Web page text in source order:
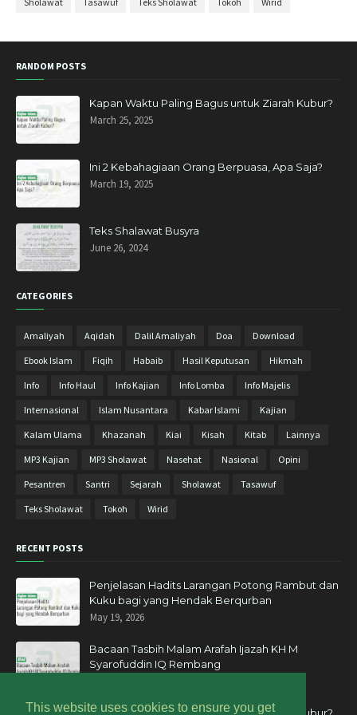
This website uses cookies to ensure you get
Juli 2020 3
Juni 2020
Mei 2020
April 2020
Maret 2020
Februari 2020
November 2019
Oktober 2019
September 2019
Agustus 2019
Mei 2019
September 2018
Agustus 2018
Juni 2018
Mei 2018
April 2018
Februari 2018
Desember 2017 20
RANDOM POSTS
Kapan Waktu Paling Bagus untuk Ziarah Kubur?
March 25, 2025
Ini 2 Kebahagiaan Orang Berpuasa, Apa Saja?
March 19, 2025
Teks Shalawat Busyra
June 26, 2024
CATEGORIES
Amaliyah Aqidah Dalil Amaliyah Doa Download
Ebook Islam Fiqih Habaib Hasil Keputusan Hikmah
Info Info Haul Info Kajian Info Lomba Info Majelis
Internasional Islam Nusantara Kabar Islami Kajian
Kalam Ulama Khazanah Kiai Kisah Kitab Lainnya
MP3 Kajian MP3 Sholawat Nasehat Nasional Opini
Pesantren Santri Sejarah Sholawat Tasawuf
Teks Sholawat Tokoh Wirid
RECENT POSTS
Penjelasan Hadits Larangan Potong Rambut dan
Kuku bagi yang Hendak Berqurban
May 19, 2026
Bacaan Tasbih Malam Arafah Ijazah KH M
Syarofuddin IQ Rembang